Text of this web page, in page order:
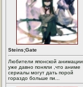
Steins;Gate
Любители японской анимации
уже давно поняли ,что аниме
сериалы могут дать порой
гораздо больше пи...